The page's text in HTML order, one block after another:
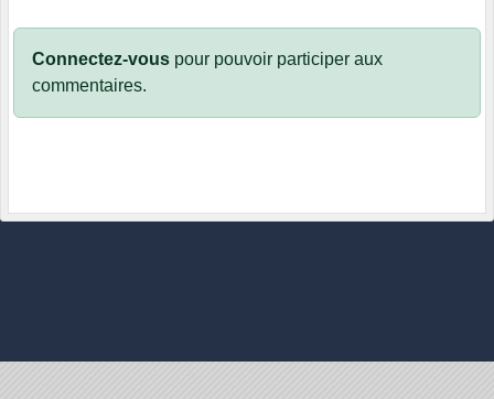
Connectez-vous pour pouvoir participer aux
commentaires.